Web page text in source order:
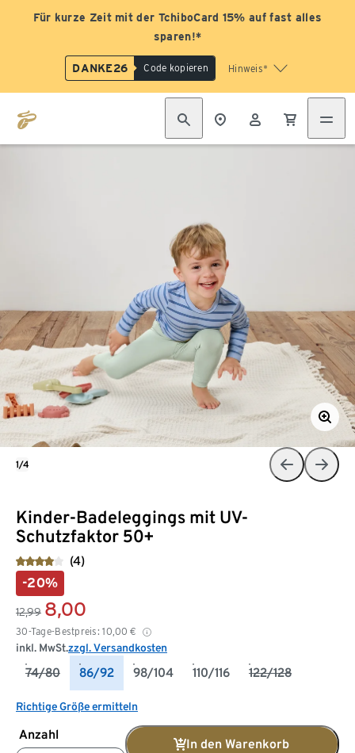
Für kurze Zeit mit der TchiboCard 15% auf fast alles
sparen!*
DANKE26 Code kopieren Hinweis*
Kinder-Badeleggings mit UV-
Schutzfaktor 50+
(4)
-20%
12,99 8,00
30-Tage-Bestpreis: 10,00 €
inkl. MwSt.zzgl. Versandkosten
74/80 86/92 98/104 110/116 122/128
Richtige Größe ermitteln
Anzahl
In den Warenkorb
1/4